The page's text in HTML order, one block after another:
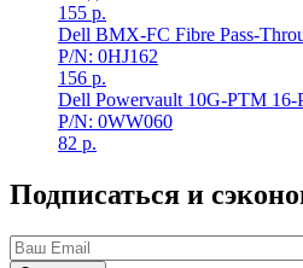
155 р.
Dell BMX-FC Fibre Pass-
P/N: 0HJ162
156 р.
Dell Powervault 10G-PTM 16-
P/N: 0WW060
82 р.
Подписаться и